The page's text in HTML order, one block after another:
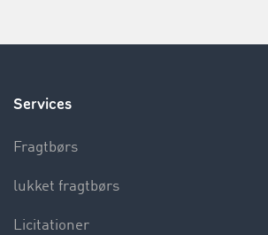
Services
Fragtbørs
lukket fragtbørs
Licitationer